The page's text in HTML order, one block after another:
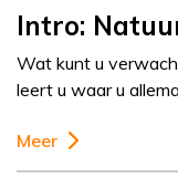
Intro:
Wat kunt u
leert u waar u
Meer